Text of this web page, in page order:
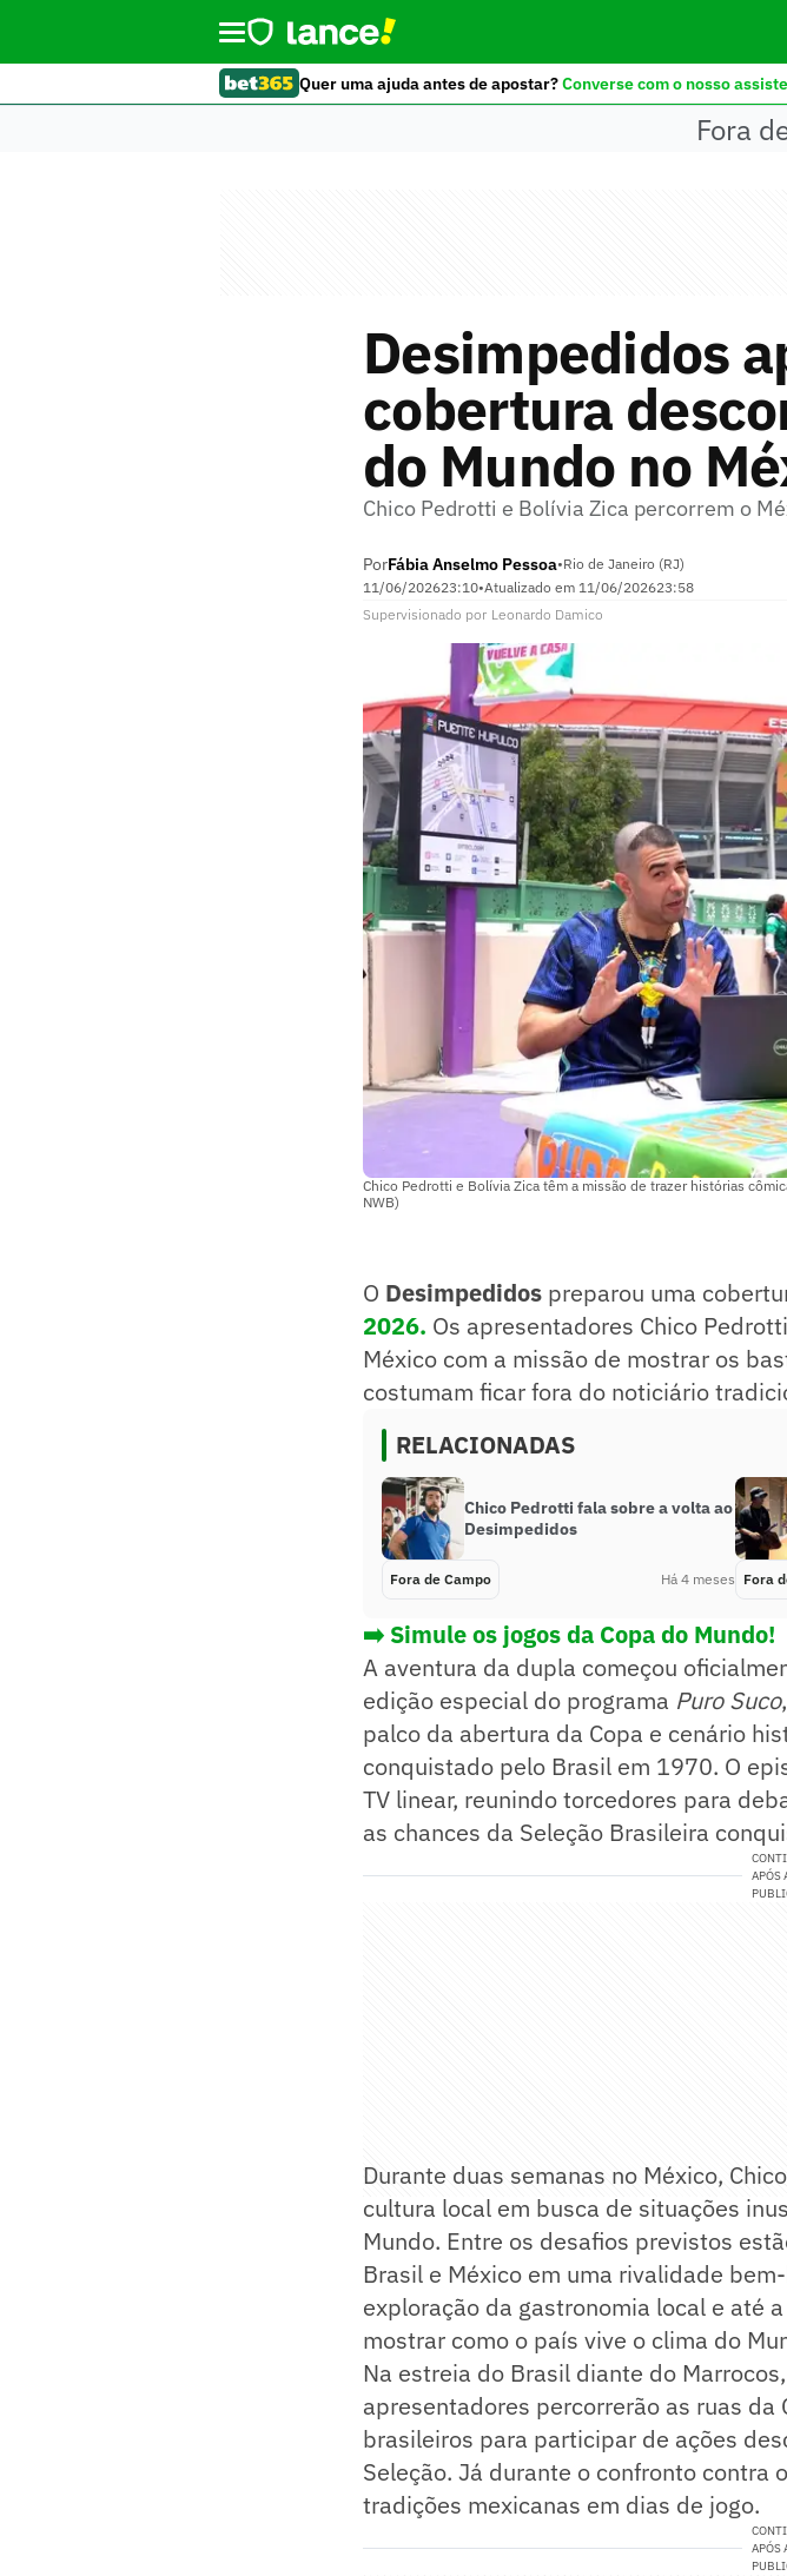
Quer uma ajuda antes de apostar?Converse com o nosso
Fora
Desimpedidos
cobertura
do Mundo no
Chico Pedrotti e Bolívia Zica percorrem o
PorFábia Anselmo Pessoa•Rio de Janeiro (RJ)
11/06/202623:10•Atualizado em 11/06/202623:58
Supervisionado por Leonardo Damico
Chico Pedrotti e Bolívia Zica têm a missão de trazer histórias
NWB)
O Desimpedidos preparou uma
2026. Os apresentadores Chico
México com a missão de mostrar os
costumam ficar fora do noticiário
RELACIONADAS
Chico Pedrotti fala sobre a volta ao
Desimpedidos
Fora de Campo Há 4 meses Fora
➡️ Simule os jogos da Copa do Mundo!
A aventura da dupla começou
edição especial do programa Puro Suco
palco da abertura da Copa e cenário
conquistado pelo Brasil em 1970. O
TV linear, reunindo torcedores para
as chances da Seleção Brasileira
APÓS
Durante duas semanas no México,
cultura local em busca de situações
Mundo. Entre os desafios previstos
Brasil e México em uma rivalidade
exploração da gastronomia local e até
mostrar como o país vive o clima do
Na estreia do Brasil diante do
apresentadores percorrerão as ruas da
brasileiros para participar de ações
Seleção. Já durante o confronto contra
tradições mexicanas em dias de jogo.
APÓS